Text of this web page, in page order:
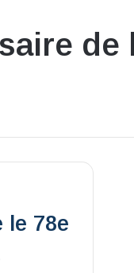
le 78e